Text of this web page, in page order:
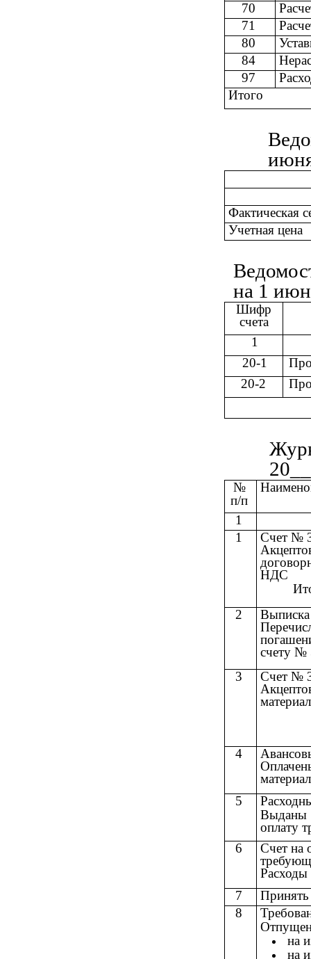
70
71
80
84
97
Итого
Фактическая
Учетная цена
на 1
Шифр
счета
1
20-1
20-2
№
п/п
1
1
Счет №
НДС
2
счету №
3
Счет №
4
5
Выданы
оплату
6
Счет на
7
8
на
на